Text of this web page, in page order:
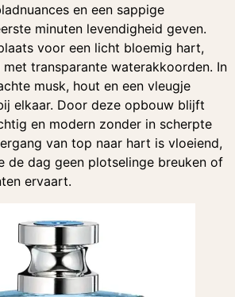
en een sappige
minuten levendigheid geven.
voor een licht bloemig hart,
transparante waterakkoorden. In
musk, hout en een vleugje
elkaar. Door deze opbouw blijft
en modern zonder in scherpte
van top naar hart is vloeiend,
de dag geen plotselinge breuken of
ervaart.